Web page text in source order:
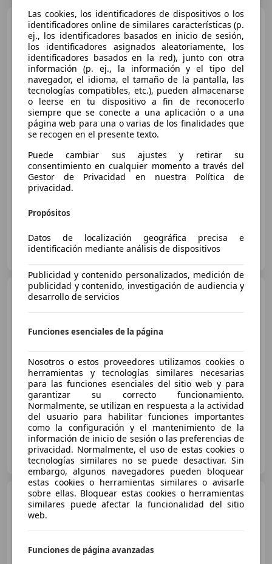
Volvo V60V60 D3 Momentum
Momentum
Súperoferta
06/2018
Particular
ES-10350 Almaraz
Volvo V60 2.0 D3 Summum
Súperoferta
06/2018 80.130 km Diésel 110 kW (150 CV)
Bosch Automobils
ES-08339 VILASSAR DE DALT
Volvo V60 Volvo V60 Plus, B4,
Diésel, Dark”. Matrícula: 9553
€ 37.500
Las cookies, los identificadores de dispositivos o los
identificadores online de similares características (p.
ej., los identificadores basados en inicio de sesión,
los identificadores asignados aleatoriamente, los
identificadores basados en la red), junto con otra
información (p. ej., la información y el tipo del
navegador, el idioma, el tamaño de la pantalla, las
tecnologías compatibles, etc.), pueden almacenarse
o leerse en tu dispositivo a fin de reconocerlo
siempre que se conecte a una aplicación o a una
página web para una o varias de los finalidades que
se recogen en el presente texto.
Puede cambiar sus ajustes y retirar su
consentimiento en cualquier momento a través del
Gestor de Privacidad en nuestra Política de
privacidad.
Propósitos
Datos de localización geográfica precisa e
identificación mediante análisis de dispositivos
Publicidad y contenido personalizados, medición de
publicidad y contenido, investigación de audiencia y
desarrollo de servicios
Funciones esenciales de la página
Nosotros o estos proveedores utilizamos cookies o
herramientas y tecnologías similares necesarias
para las funciones esenciales del sitio web y para
garantizar su correcto funcionamiento.
Normalmente, se utilizan en respuesta a la actividad
del usuario para habilitar funciones importantes
como la configuración y el mantenimiento de la
información de inicio de sesión o las preferencias de
privacidad. Normalmente, el uso de estas cookies o
tecnologías similares no se puede desactivar. Sin
embargo, algunos navegadores pueden bloquear
estas cookies o herramientas similares o avisarle
sobre ellas. Bloquear estas cookies o herramientas
similares puede afectar la funcionalidad del sitio
web.
Funciones de página avanzadas